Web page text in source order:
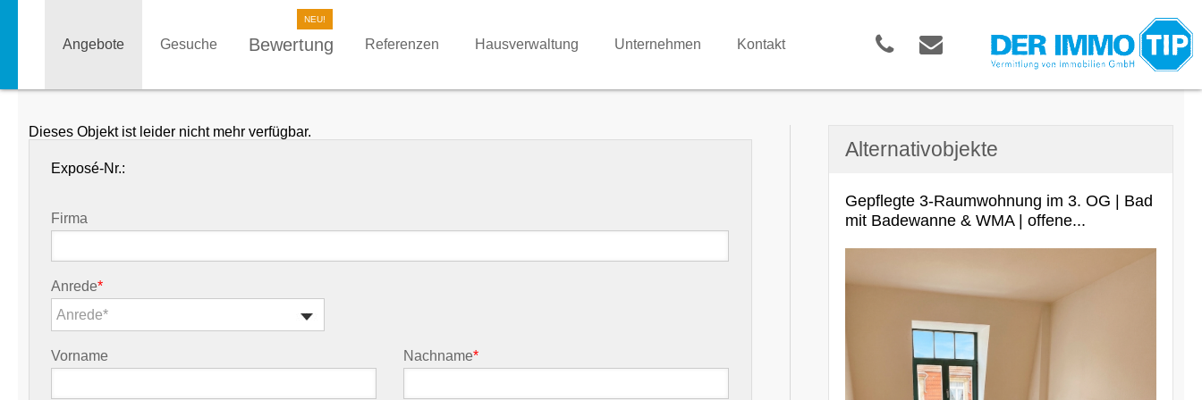
Angebote Gesuche Bewertung Referenzen Hausverwaltung Unternehmen Kontakt
Dieses Objekt ist leider nicht mehr verfügbar.
Exposé-Nr.:
Firma
Anrede*
Anrede*
Vorname Nachname*
Alternativobjekte
Gepflegte 3-Raumwohnung im 3. OG | Bad
mit Badewanne & WMA | offene...